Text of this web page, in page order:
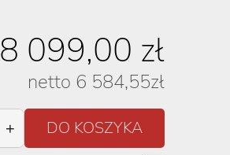
8 099,00 zł
netto 6 584,55zł
+